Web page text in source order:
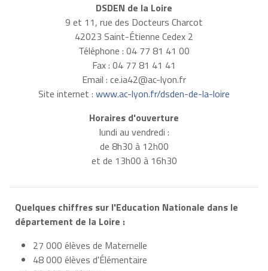
DSDEN de la Loire
9 et 11, rue des Docteurs Charcot
42023 Saint-Étienne Cedex 2
Téléphone : 04 77 81 41 00
Fax : 04 77 81 41 41
Email : ce.ia42@ac-lyon.fr
Site internet : www.ac-lyon.fr/dsden-de-la-loire
Horaires d'ouverture
lundi au vendredi :
de 8h30 à 12h00
et de 13h00 à 16h30
Quelques chiffres sur l'Education Nationale dans le
département de la Loire :
27 000 élèves de Maternelle
48 000 élèves d'Élémentaire